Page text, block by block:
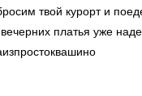
твой курорт и
платья уже